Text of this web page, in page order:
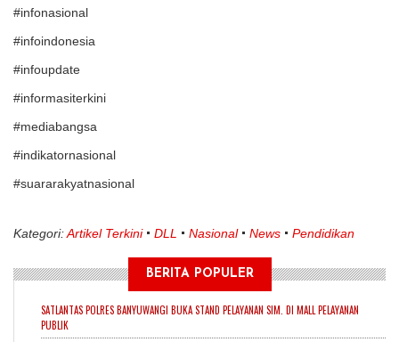
#infonasional
#infoindonesia
#infoupdate
#informasiterkini
#mediabangsa
#indikatornasional
#suararakyatnasional
Kategori:Artikel Terkini DLL Nasional News Pendidikan
BERITA POPULER
SATLANTAS POLRES BANYUWANGI BUKA STAND PELAYANAN SIM. DI MALL PELAYANAN
PUBLIK